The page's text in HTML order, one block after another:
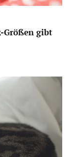
Größen gibt